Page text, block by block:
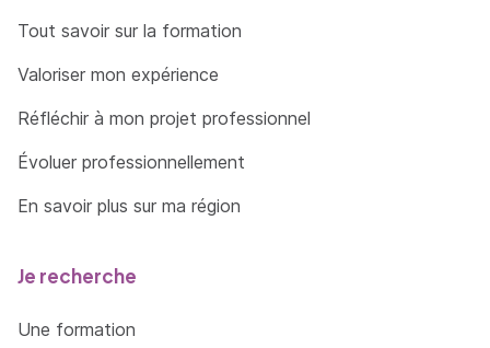
Tout savoir sur la formation
Valoriser mon expérience
Réfléchir à mon projet professionnel
Évoluer professionnellement
En savoir plus sur ma région
Je recherche
Une formation